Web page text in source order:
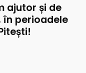
ajutor și de
perioadele